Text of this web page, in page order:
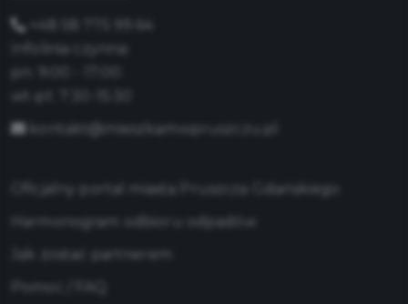
+48 58 775 99 64
Infolinia czynna:
kontakt@mieszkamwpruszczu.pl
Oficjalny portal miasta Pruszcza Gdańskiego
Harmonogram odbioru odpadów
Jak zostać partnerem